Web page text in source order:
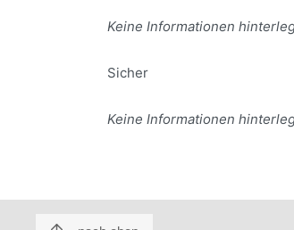
Keine Informationen
Sicher
Keine Informationen